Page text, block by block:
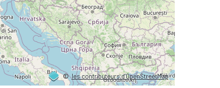
©les contributeurs d’OpenStreetMap